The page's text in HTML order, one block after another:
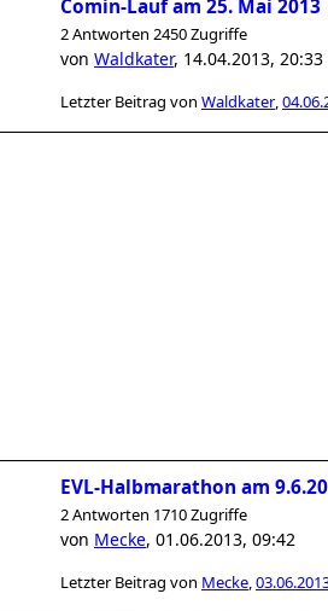
Comin-Lauf am 25. Mai 2013
2 Antworten 2450 Zugriffe
von Waldkater, 14.04.2013, 20:33
Letzter Beitrag von Waldkater,
EVL-Halbmarathon am
2 Antworten 1710 Zugriffe
von Mecke, 01.06.2013, 09:42
Letzter Beitrag von Mecke,